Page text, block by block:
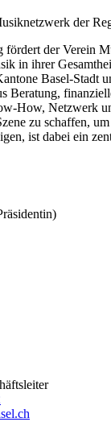
der
fördert der Verein
in ihrer
Basel-Stadt
Beratung,
How, Netzwerk
zu schaffen,
ist dabei ein